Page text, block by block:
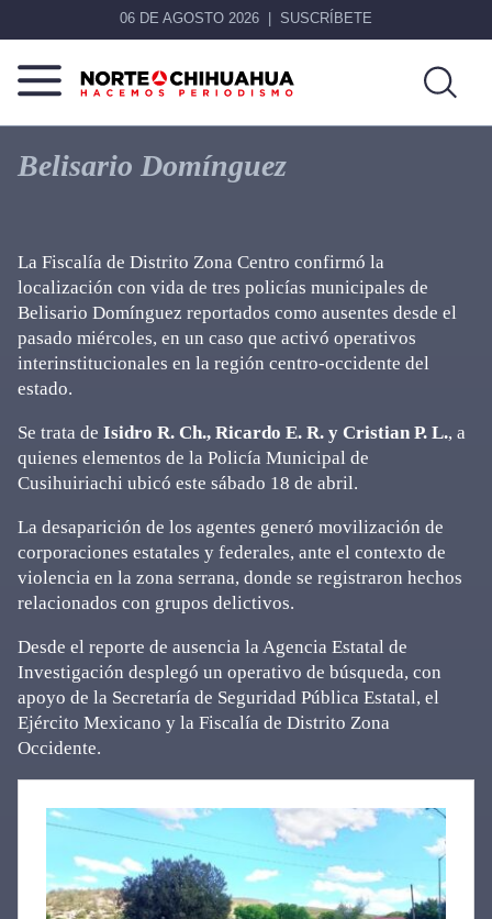
06 DE AGOSTO 2026 SUSCRÍBETE
Norte
Chihuahua
Más
que
noticias,
Belisario Domínguez
La Fiscalía de Distrito Zona Centro confirmó la
localización con vida de tres policías municipales de
Belisario Domínguez reportados como ausentes desde el
pasado miércoles, en un caso que activó operativos
interinstitucionales en la región centro-occidente del
estado.
Se trata de Isidro R. Ch., Ricardo E. R. y Cristian P. L., a
quienes elementos de la Policía Municipal de
Cusihuiriachi ubicó este sábado 18 de abril.
La desaparición de los agentes generó movilización de
corporaciones estatales y federales, ante el contexto de
violencia en la zona serrana, donde se registraron hechos
relacionados con grupos delictivos.
Desde el reporte de ausencia la Agencia Estatal de
Investigación desplegó un operativo de búsqueda, con
apoyo de la Secretaría de Seguridad Pública Estatal, el
Ejército Mexicano y la Fiscalía de Distrito Zona
Occidente.